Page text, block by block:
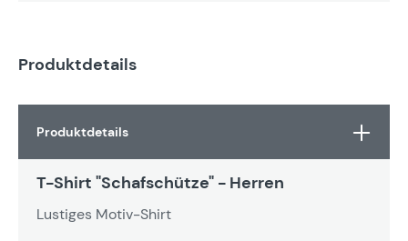
Produktdetails
Produktdetails
T-Shirt "Schafschütze" - Herren
Lustiges Motiv-Shirt